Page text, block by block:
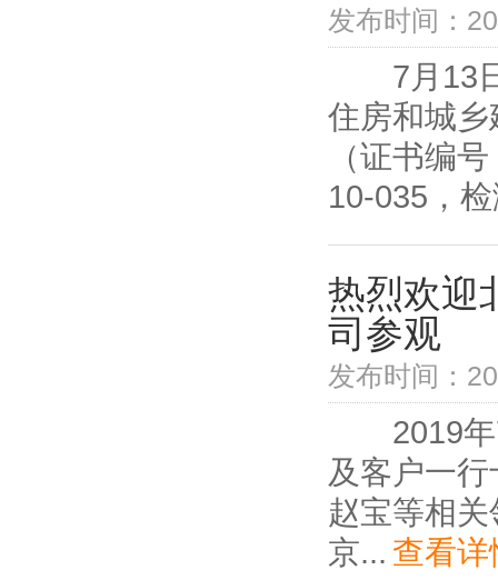
发布时间：
7月13日
住房和城
（证书编
10-035，
热烈欢迎
司参观
发布时间：
2019年7
及客户一
赵宝等相
京... 查看详